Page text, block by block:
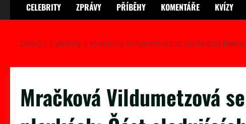
CELEBRITY ZPRÁVY PŘÍBĚHY KOMENTÁŘE KVÍZY
Domů Celebrity Mračková Vildumetzová se pochlubila
Mračková Vildumetzová